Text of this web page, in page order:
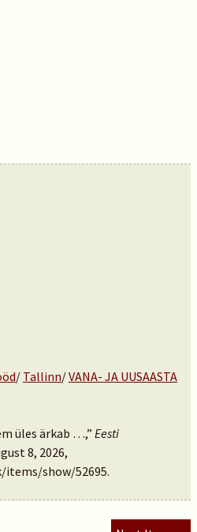
/ Tallinn/VANA- JA UUSAASTA
üles ärkab …,” Eesti
8, 2026,
show/52695.